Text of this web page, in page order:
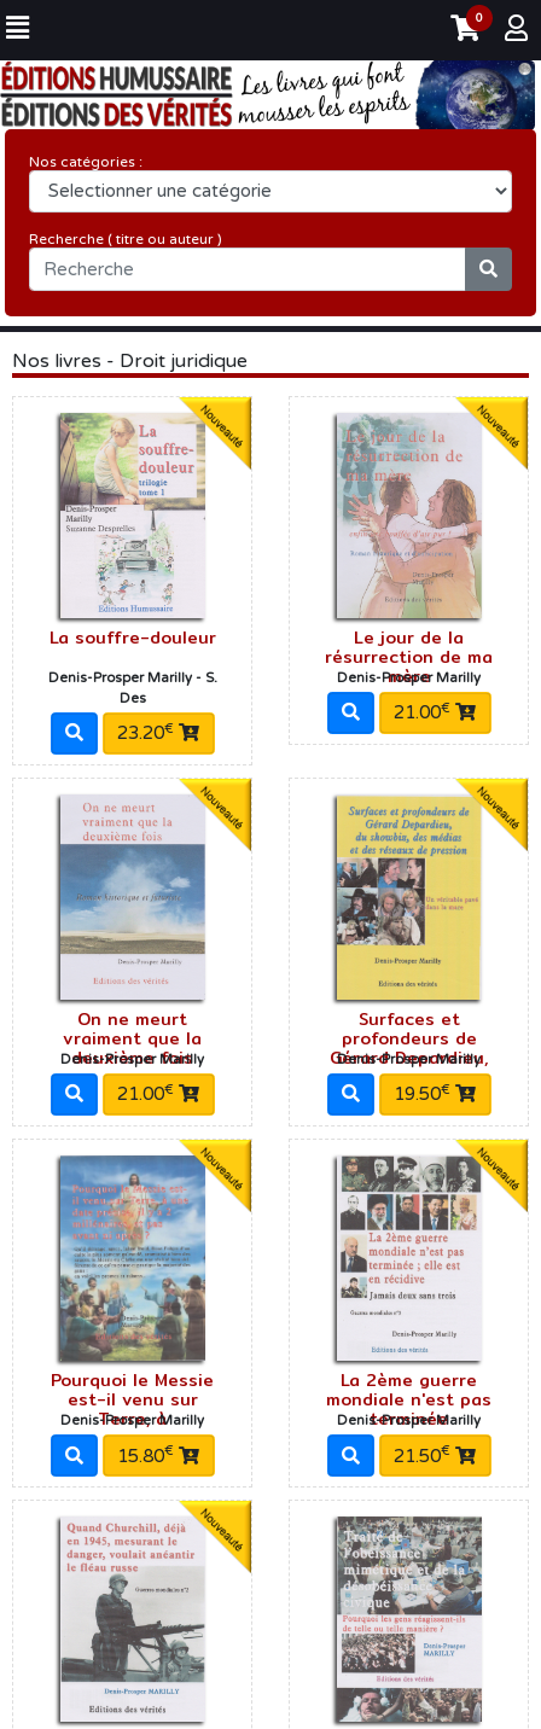
0
Nos catégories :
Recherche ( titre ou auteur )
Nos livres - Droit juridique
La souffre-douleur
Denis-Prosper Marilly - S.
Des
23.20€
Le jour de la
résurrection de ma
mère
Denis-Prosper Marilly
21.00€
On ne meurt
vraiment que la
deuxième fois
Denis-Prosper Marilly
21.00€
Surfaces et
profondeurs de
Gérard Depardieu,
Denis-Prosper Marilly
19.50€
Pourquoi le Messie
est-il venu sur
Terre, à
Denis-Prosper Marilly
15.80€
La 2ème guerre
mondiale n'est pas
terminée
Denis-Prosper Marilly
21.50€